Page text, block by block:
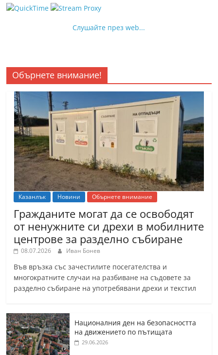
Слушайте през web...
Обърнете внимание!
Казанлък Новини Обърнете внимание
Гражданите могат да се освободят
от ненужните си дрехи в мобилните
центрове за разделно събиране
08.07.2026 Иван Бонев
Във връзка със зачестилите посегателства и
многократните случаи на разбиване на съдовете за
разделно събиране на употребявани дрехи и текстил
Националния ден на безопасността
на движението по пътищата
29.06.2026